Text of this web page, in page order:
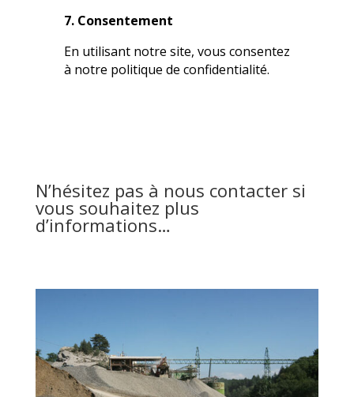
7. Consentement
En utilisant notre site, vous consentez
à notre politique de confidentialité.
N’hésitez pas à nous contacter si
vous souhaitez plus
d’informations…